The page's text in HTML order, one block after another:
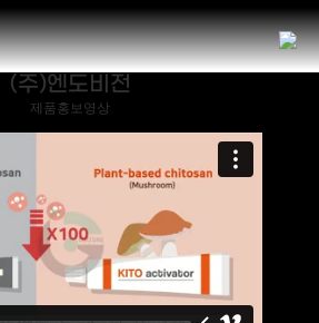
(주)엔도비전
제품홍보영상